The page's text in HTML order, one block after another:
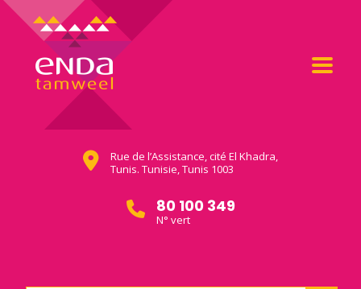
Rue de l’Assistance, cité El Khadra,
Tunis. Tunisie, Tunis 1003
80 100 349
N° vert